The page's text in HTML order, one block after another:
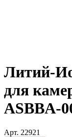
Литий-
для
ASBBA-
Арт. 22921